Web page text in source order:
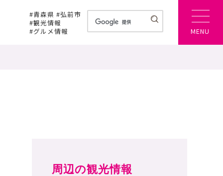
MENU
#青森県 #弘前市
#観光情報
#グルメ情報
周辺の観光情報